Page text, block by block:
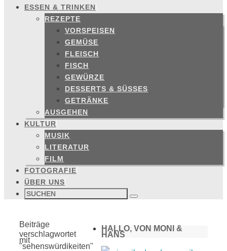
ESSEN & TRINKEN
REZEPTE
VORSPEISEN
GEMÜSE
FLEISCH
FISCH
GEWÜRZE
DESSERTS & SÜSSES
GETRÄNKE
AUSGEHEN
KULTUR
MUSIK
LITERATUR
FILM
FOTOGRAFIE
ÜBER UNS
Suchen
nach: Suchen
Start
Beiträge
verschlagwortet
mit
"sehenswürdikeiten"
HALLO, VON MONI &
HANS